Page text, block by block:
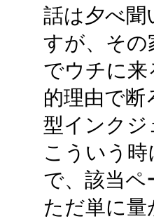
話は夕べ聞
すが、そ
でウチに来
的理由で
型インクジ
こういう
で、該当
ただ単に